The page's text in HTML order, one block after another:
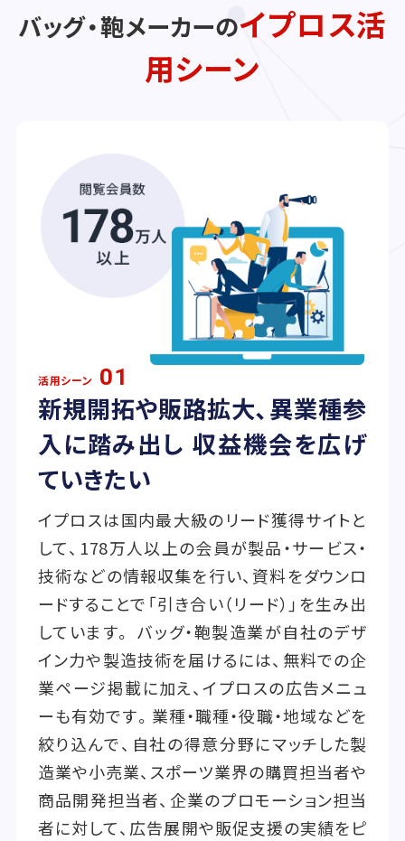
バッグ・鞄メーカーのイプロス活
用シーン
活用シーン 01
新規開拓や販路拡大、異業種参
入に踏み出し 収益機会を広げ
ていきたい
イプロスは国内最大級のリード獲得サイトと
して、178万人以上の会員が製品・サービス・
技術などの情報収集を行い、資料をダウンロ
ードすることで「引き合い（リード）」を生み出
しています。 バッグ・鞄製造業が自社のデザ
イン力や製造技術を届けるには、無料での企
業ページ掲載に加え、イプロスの広告メニュ
ーも有効です。業種・職種・役職・地域などを
絞り込んで、自社の得意分野にマッチした製
造業や小売業、スポーツ業界の購買担当者や
商品開発担当者、企業のプロモーション担当
者に対して、広告展開や販促支援の実績をピ